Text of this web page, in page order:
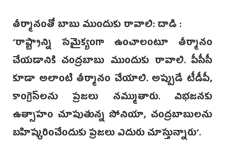
తీర్మానంతో బాబు ముందుకు రావాలి: దాడి :
‘రాష్ట్రాన్ని సమైక్యంగా ఉంచాలంటూ తీర్మానం
చేయడానికి చంద్రబాబు ముందుకు రావాలి. పీసీసీ
కూడా అలాంటి తీర్మానం చేయాలి. అప్పుడే టీడీపీ,
కాంగ్రెస్‌లను ప్రజలు నమ్ముతారు. విభజనకు
ఉత్సాహం చూపుతున్న సోనియా, చంద్రబాబులను
బహిష్కరించేందుకు ప్రజలు ఎదురు చూస్తున్నారు’.